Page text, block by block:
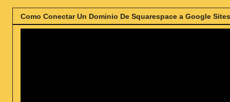
Como Conectar Un Dominio De Squarespace a Google